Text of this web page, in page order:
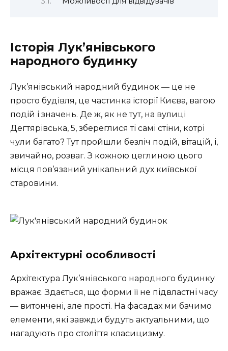
Історія Лук’янівського
народного будинку
Лук’янівський народний будинок — це не
просто будівля, це частинка історії Києва, вагою
подій і значень. Де ж, як не тут, на вулиці
Дегтярівська, 5, збереглися ті самі стіни, котрі
чули багато? Тут пройшли безліч подій, вітацій, і,
звичайно, розваг. З кожною цеглиною цього
місця пов’язаний унікальний дух київської
старовини.
Архітектурні особливості
Архітектура Лук’янівського народного будинку
вражає. Здається, що форми її не підвластні часу
— витончені, але прості. На фасадах ми бачимо
елементи, які завжди будуть актуальними, що
нагадують про століття класицизму.